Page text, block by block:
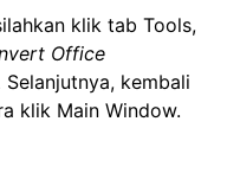
klik tab Tools,
Office
Selanjutnya, kembali
klik Main Window.